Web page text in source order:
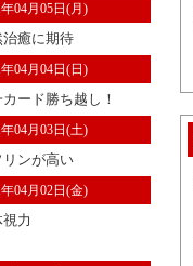
04月05日(月)
治癒に期待
04月04日(日)
カード勝ち越し！
04月03日(土)
リンが高い
04月02日(金)
力